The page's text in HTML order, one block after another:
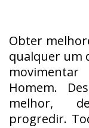
Obter
qualquer um
Homem.
melhor,
progredir.